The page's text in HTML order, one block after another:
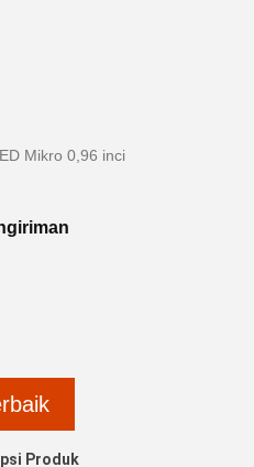
Mikro 0,96 inci
Produk